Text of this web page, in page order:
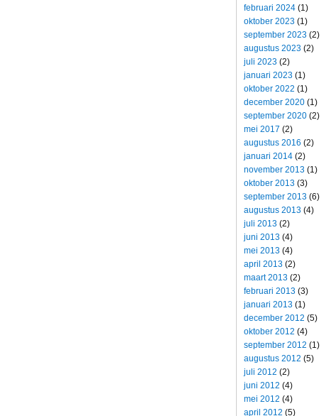
februari 2024 (1)
oktober 2023 (1)
september 2023 (2)
augustus 2023 (2)
juli 2023 (2)
januari 2023 (1)
oktober 2022 (1)
december 2020 (1)
september 2020 (2)
mei 2017 (2)
augustus 2016 (2)
januari 2014 (2)
november 2013 (1)
oktober 2013 (3)
september 2013 (6)
augustus 2013 (4)
juli 2013 (2)
juni 2013 (4)
mei 2013 (4)
april 2013 (2)
maart 2013 (2)
februari 2013 (3)
januari 2013 (1)
december 2012 (5)
oktober 2012 (4)
september 2012 (1)
augustus 2012 (5)
juli 2012 (2)
juni 2012 (4)
mei 2012 (4)
april 2012 (5)